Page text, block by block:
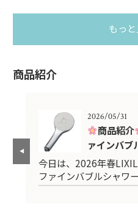
もっ
商品紹介
2026/05/31
商品紹介
ァインバ
今日は、2026年春
ファインバブルシャワ